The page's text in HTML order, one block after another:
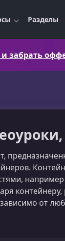
Разделы
и забрать
например
от